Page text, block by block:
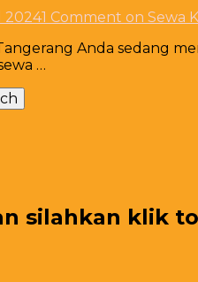
20241 Comment on Sewa
Anda sedang
…
silahkan klik